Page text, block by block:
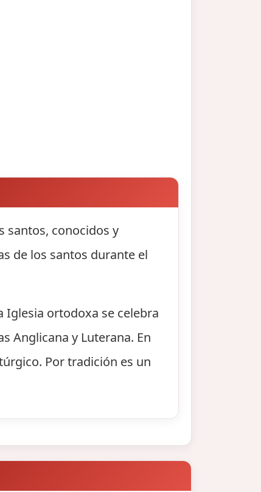
santos, conocidos y
de los santos durante el
Iglesia ortodoxa se celebra
Anglicana y Luterana. En
Por tradición es un